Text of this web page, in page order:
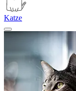
Katze